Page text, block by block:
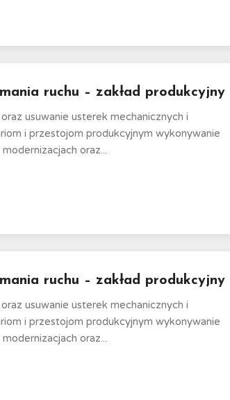
ruchu – zakład produkcyjny
usuwanie usterek mechanicznych i
i przestojom produkcyjnym wykonywanie
oraz...
ruchu – zakład produkcyjny
usuwanie usterek mechanicznych i
i przestojom produkcyjnym wykonywanie
oraz...